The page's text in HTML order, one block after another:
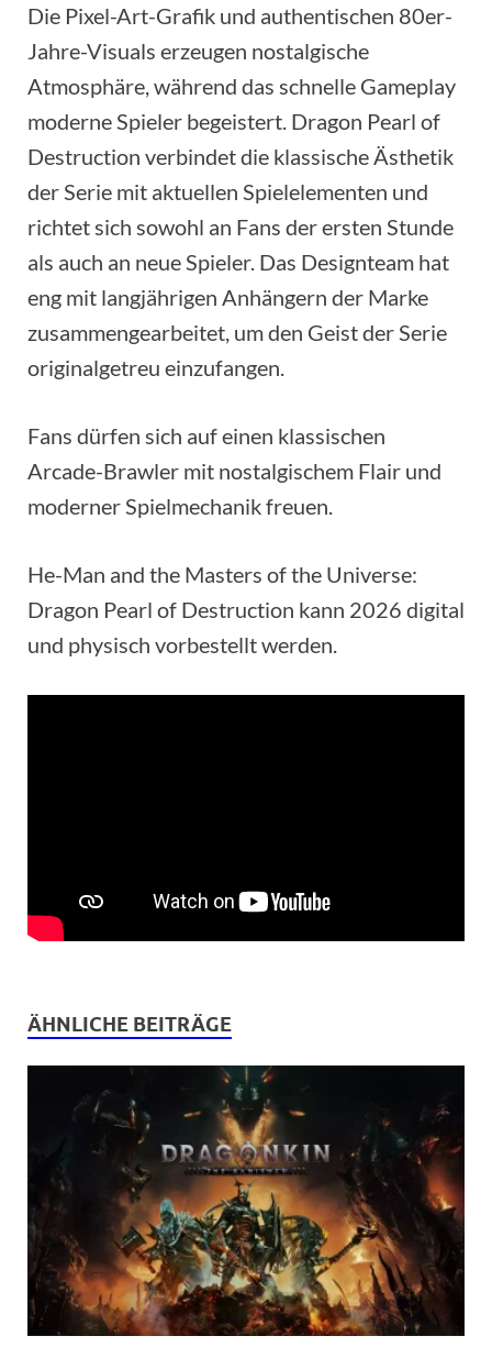
Die Pixel-Art-Grafik und authentischen 80er-
Jahre-Visuals erzeugen nostalgische
Atmosphäre, während das schnelle Gameplay
moderne Spieler begeistert. Dragon Pearl of
Destruction verbindet die klassische Ästhetik
der Serie mit aktuellen Spielelementen und
richtet sich sowohl an Fans der ersten Stunde
als auch an neue Spieler. Das Designteam hat
eng mit langjährigen Anhängern der Marke
zusammengearbeitet, um den Geist der Serie
originalgetreu einzufangen.
Fans dürfen sich auf einen klassischen
Arcade-Brawler mit nostalgischem Flair und
moderner Spielmechanik freuen.
He-Man and the Masters of the Universe:
Dragon Pearl of Destruction kann 2026 digital
und physisch vorbestellt werden.
ÄHNLICHE BEITRÄGE